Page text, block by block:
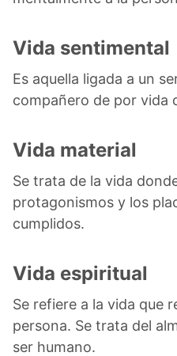
Vida sentimental
Es aquella ligada a un
compañero de por vida
Vida material
Se trata de la vida
protagonismos y los
cumplidos.
Vida espiritual
Se refiere a la vida que
persona. Se trata del
ser humano.